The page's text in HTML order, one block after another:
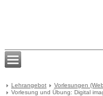
Lehrangebot Vorlesungen
Vorlesung und Übung: Digital